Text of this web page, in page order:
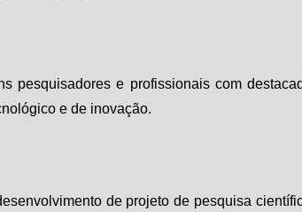
pesquisadores e profissionais com
e de inovação.
de projeto de pesquisa